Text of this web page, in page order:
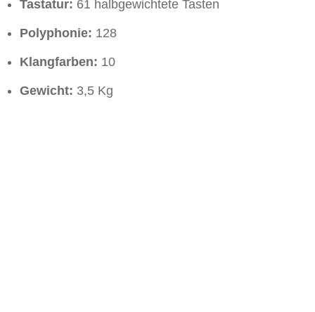
Tastatur: 61 halbgewichtete Tasten
Polyphonie: 128
Klangfarben: 10
Gewicht: 3,5 Kg